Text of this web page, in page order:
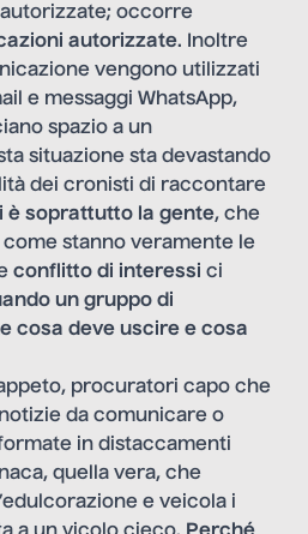
occorre
autorizzate. Inoltre
vengono utilizzati
e messaggi WhatsApp,
spazio a un
situazione sta devastando
dei cronisti di raccontare
è soprattutto la gente, che
stanno veramente le
conflitto di interessi ci
un gruppo di
cosa deve uscire e cosa
procuratori capo che
da comunicare o
in distaccamenti
quella vera, che
e veicola i